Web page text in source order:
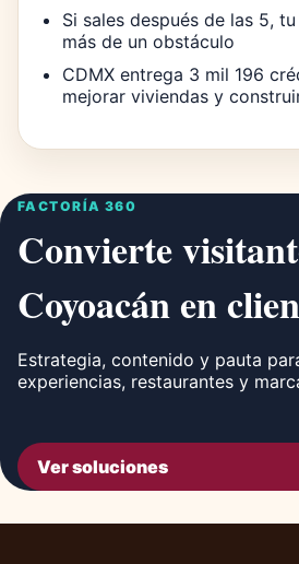
Si sales después de las 5,
más de un obstáculo
CDMX entrega 3 mil 196
mejorar viviendas y
FACTORÍA 360
Convierte
Coyoacán en
Estrategia, contenido y pauta
experiencias, restaurantes y
Ver soluciones